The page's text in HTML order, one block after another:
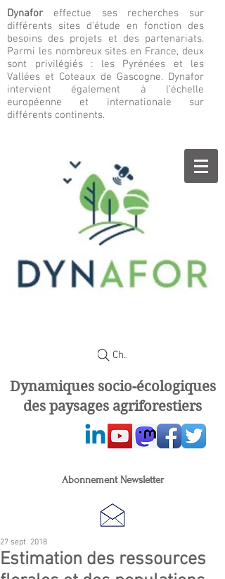
Dynafor effectue ses recherches sur
différents sites d’étude en fonction des
besoins des projets et des partenariats.
Parmi les nombreux sites en France, deux
sont privilégiés : les Pyrénées et les
Vallées et Coteaux de Gascogne. Dynafor
intervient également à l’échelle
européenne et internationale sur
différents continents.
Chercher
Dynamiques socio-écologiques
des paysages agriforestiers
Abonnement Newsletter
Estimation des ressources
27 sept. 2018